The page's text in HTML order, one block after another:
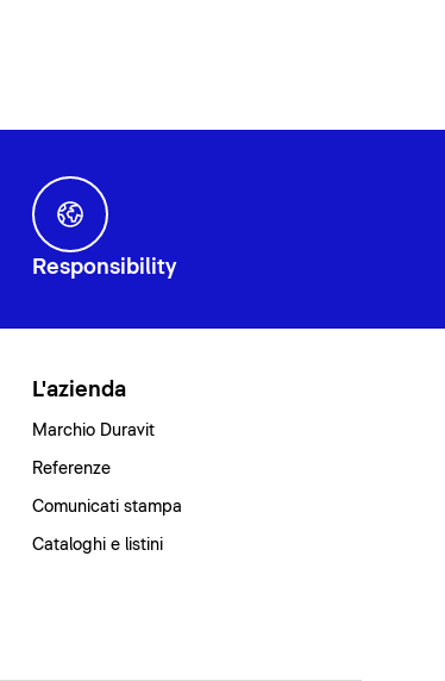
Responsibility
L'azienda
Marchio Duravit
Referenze
Comunicati stampa
Cataloghi e listini